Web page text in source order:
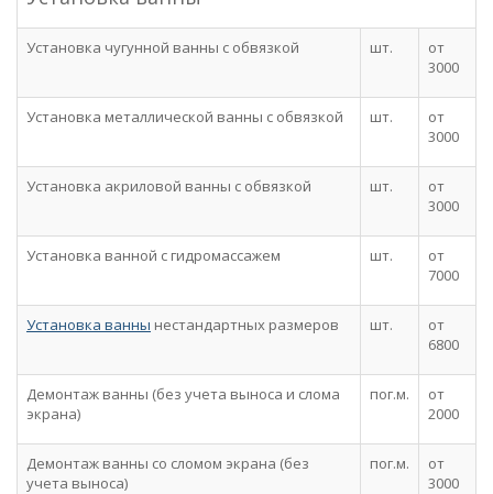
Установка чугунной ванны с обвязкой шт.
от
3000
Установка металлической ванны с обвязкой шт.
от
3000
Установка акриловой ванны с обвязкой шт.
от
3000
Установка ванной с гидромассажем шт.
от
7000
Установка ванны нестандартных размеров шт.
от
6800
Демонтаж ванны (без учета выноса и слома
экрана)
пог.м.
от
2000
Демонтаж ванны со сломом экрана (без
учета выноса)
пог.м.
от
3000